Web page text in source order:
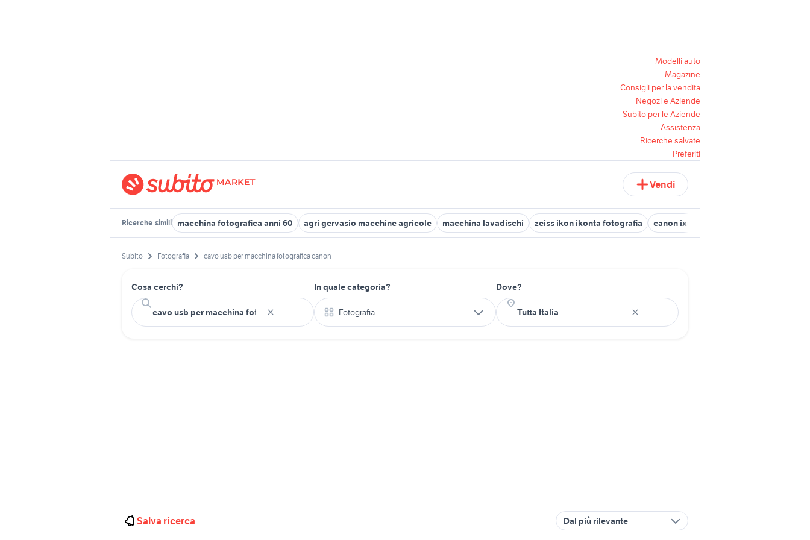
Modelli auto
Magazine
Consigli per la vendita
Negozi e Aziende
Subito per le Aziende
Assistenza
Ricerche salvate
Preferiti
Vendi
Ricerche simili macchina fotografica anni 60 agri gervasio macchine agricole macchina lavadischi zeiss ikon ikonta fotografia canon ixus 185
Subito Fotografia cavo usb per macchina fotografica canon
Cosa cerchi? In quale categoria?
Fotografia
Dove?
Salva ricerca Dal più rilevante